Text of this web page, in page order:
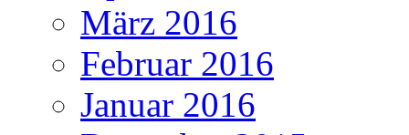
März 2016
Februar 2016
Januar 2016